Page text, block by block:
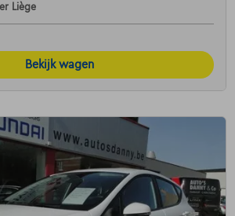
Liège
Bekijk wagen